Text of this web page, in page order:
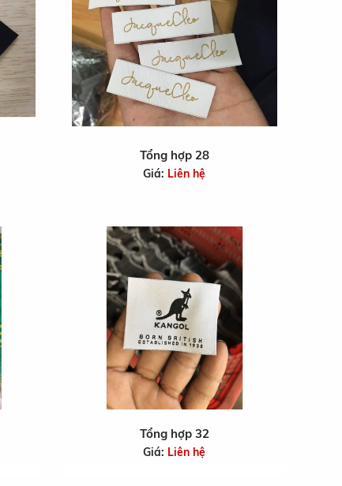
Tổng hợp 28
Giá: Liên hệ
Tổng hợp 32
Giá: Liên hệ